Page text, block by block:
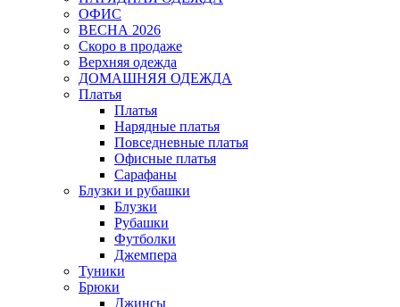
ОФИС
ВЕСНА 2026
Скоро в продаже
Верхняя одежда
ДОМАШНЯЯ ОДЕЖДА
Платья
Платья
Нарядные платья
Повседневные платья
Офисные платья
Сарафаны
Блузки и рубашки
Блузки
Рубашки
Футболки
Джемпера
Туники
Брюки
Джинсы